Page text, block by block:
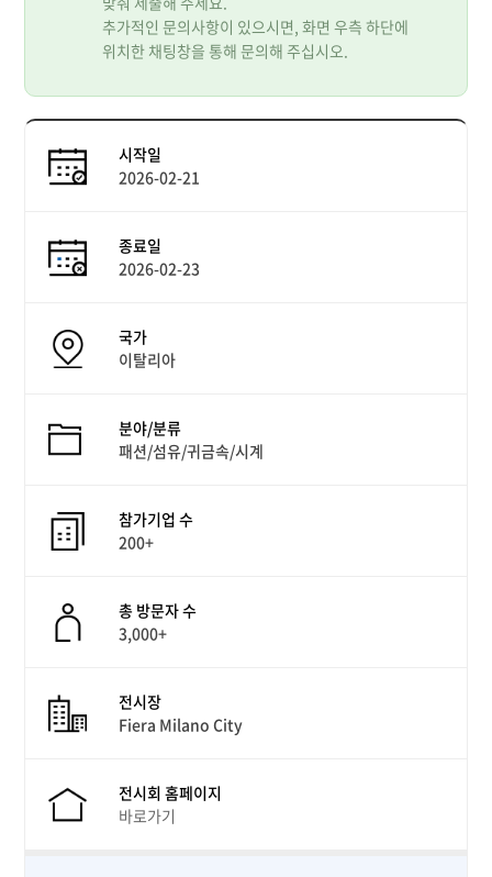
추가적인 문의사항이 있으시면, 화면 우측 하단에
위치한 채팅창을 통해 문의해 주십시오.
시작일
2026-02-21
종료일
2026-02-23
국가
이탈리아
분야/분류
패션/섬유/귀금속/시계
참가기업 수
200+
총 방문자 수
3,000+
전시장
Fiera Milano City
전시회 홈페이지
바로가기